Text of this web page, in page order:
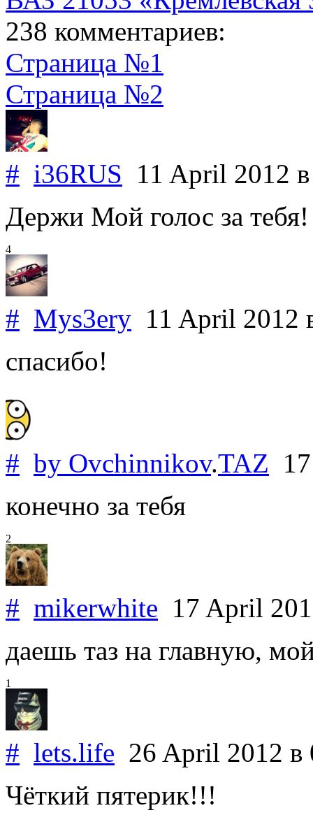
238 комментариев:
Страница №1
Страница №2
# i36RUS 11 April 2012
Держи Мой голос за тебя!
4
# Mys3ery 11 April 2012
спасибо!
# by Ovchinnikov.TAZ
конечно за тебя
2
# mikerwhite 17 April
даешь таз на главную,
1
# lets.life 26 April 2012 в
Чёткий пятерик!!!